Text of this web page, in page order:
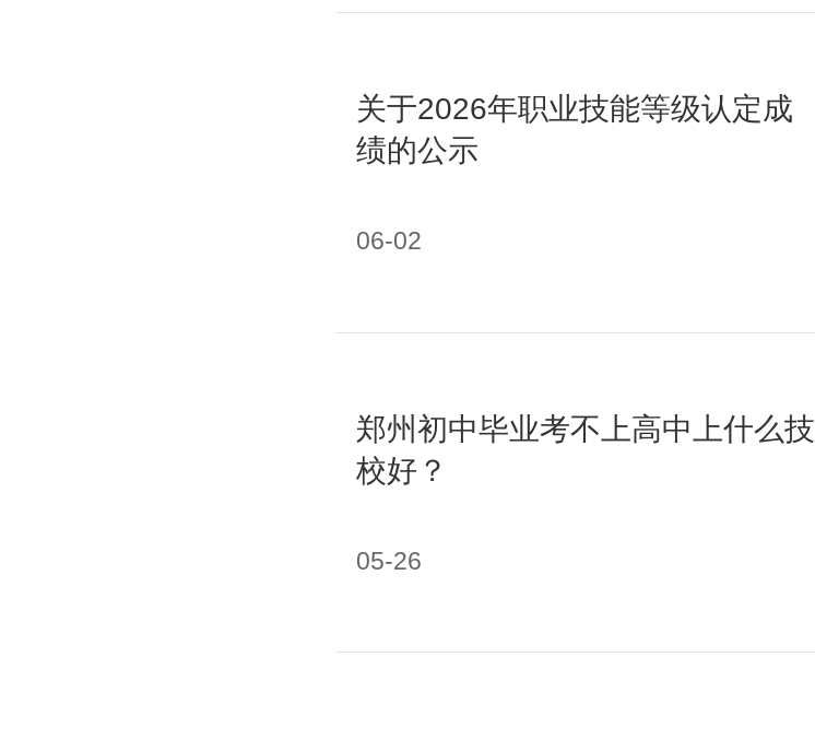
关于2026年职业技能等级认定成
绩的公示
06-02
郑州初中毕业考不上高中上什么技
校好？
05-26